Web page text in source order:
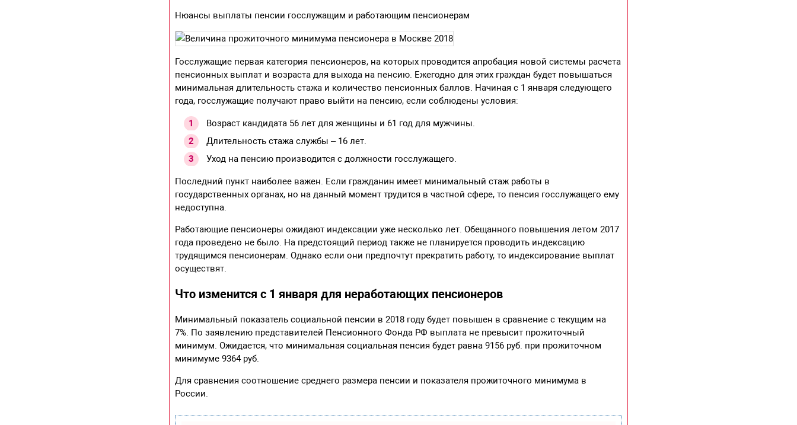
Нюансы выплаты пенсии госслужащим и работающим пенсионерам
Госслужащие первая категория пенсионеров, на которых проводится апробация новой системы расчета
пенсионных выплат и возраста для выхода на пенсию. Ежегодно для этих граждан будет повышаться
минимальная длительность стажа и количество пенсионных баллов. Начиная с 1 января следующего
года, госслужащие получают право выйти на пенсию, если соблюдены условия:
Возраст кандидата 56 лет для женщины и 61 год для мужчины.
Длительность стажа службы – 16 лет.
Уход на пенсию производится с должности госслужащего.
Последний пункт наиболее важен. Если гражданин имеет минимальный стаж работы в
государственных органах, но на данный момент трудится в частной сфере, то пенсия госслужащего ему
недоступна.
Работающие пенсионеры ожидают индексации уже несколько лет. Обещанного повышения летом 2017
года проведено не было. На предстоящий период также не планируется проводить индексацию
трудящимся пенсионерам. Однако если они предпочтут прекратить работу, то индексирование выплат
осуществят.
Что изменится с 1 января для неработающих пенсионеров
Минимальный показатель социальной пенсии в 2018 году будет повышен в сравнение с текущим на
7%. По заявлению представителей Пенсионного Фонда РФ выплата не превысит прожиточный
минимум. Ожидается, что минимальная социальная пенсия будет равна 9156 руб. при прожиточном
минимуме 9364 руб.
Для сравнения соотношение среднего размера пенсии и показателя прожиточного минимума в
России.